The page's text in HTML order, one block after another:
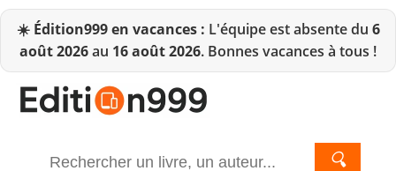
☀️ Édition999 en vacances : L'équipe est absente du 6
août 2026au 16 août 2026. Bonnes vacances à tous !
🔍